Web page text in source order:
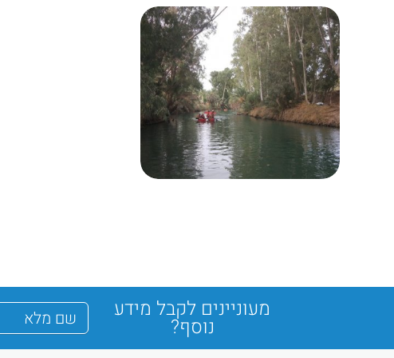
מעוניינים לקבל מידע
נוסף?